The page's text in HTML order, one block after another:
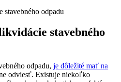
stavebného
odpadu, je dôležité mať na
odviesť. Existuje niekoľko